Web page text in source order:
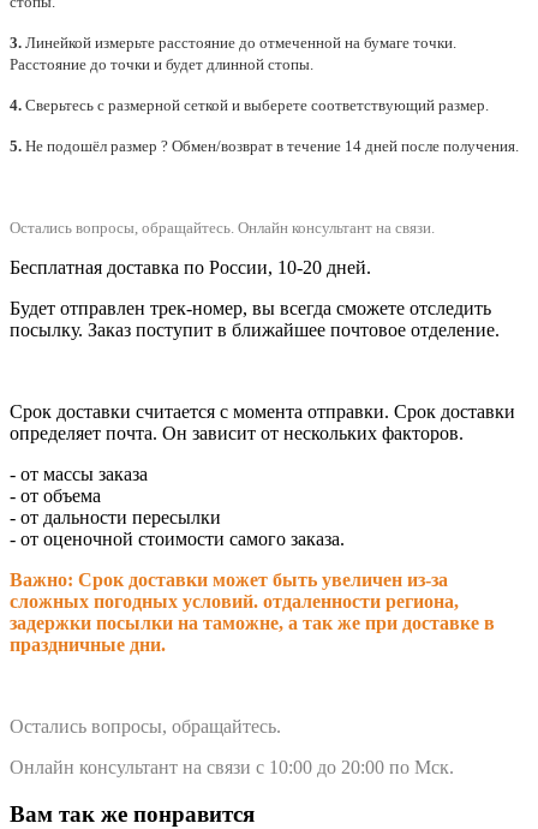
3. Линейкой измерьте расстояние до отмеченной на бумаге точки.
Расстояние до точки и будет длинной стопы.
4. Сверьтесь с размерной сеткой и выберете соответствующий размер.
5. Не подошёл размер ? Обмен/возврат в течение 14 дней после получения.
Остались вопросы, обращайтесь. Онлайн консультант на связи.
Бесплатная доставка по России, 10-20 дней.
Будет отправлен трек-номер, вы всегда сможете отследить
посылку. Заказ поступит в ближайшее почтовое отделение.
Срок доставки считается с момента отправки. Срок доставки
определяет почта. Он зависит от нескольких факторов.
- от массы заказа
- от объема
- от дальности пересылки
- от оценочной стоимости самого заказа.
Важно: Срок доставки может быть увеличен из-за
сложных погодных условий. отдаленности региона,
задержки посылки на таможне, а так же при доставке в
праздничные дни.
Остались вопросы, обращайтесь.
Онлайн консультант на связи с 10:00 до 20:00 по Мск.
Вам так же понравится